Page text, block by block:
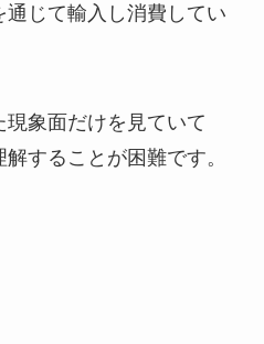
じて輸入し消費してい
象面だけを見ていて
することが困難です。